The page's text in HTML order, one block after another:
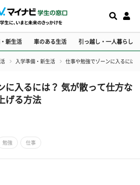
新生活 車のある生活 引っ越し・一人暮らし
入学準備・新生活 仕事や勉強でゾーンに入るには
に入るには？ 気が散って仕方な
げる方法
勉強 仕事